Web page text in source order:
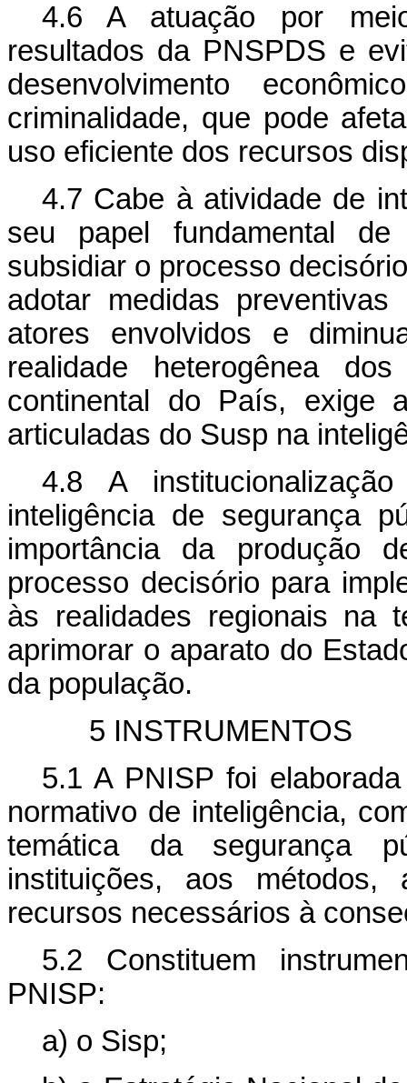
4.6 A atuação por
resultados da PNSPDS e
desenvolvimento
criminalidade, que pode
uso eficiente dos recursos
4.7 Cabe à atividade de
seu papel fundamental
subsidiar o processo
adotar medidas
atores envolvidos e
realidade heterogênea
continental do País, exige
articuladas do Susp na
4.8 A
inteligência de segurança
importância da produção
processo decisório para
às realidades regionais na
aprimorar o aparato do
da população.
5 INSTRUMENTOS
5.1 A PNISP foi
normativo de inteligência,
temática da segurança
instituições, aos
recursos necessários à
5.2 Constituem
PNISP:
a) o Sisp;